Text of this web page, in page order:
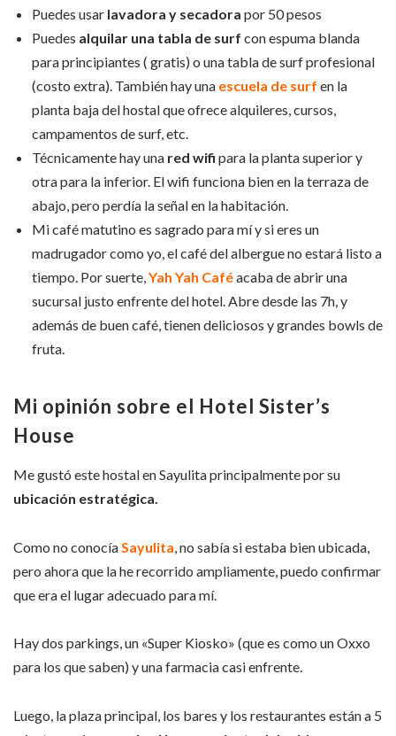
Puedes usar lavadora y secadora por 50 pesos
Puedes alquilar una tabla de surf con espuma blanda
para principiantes ( gratis) o una tabla de surf profesional
(costo extra). También hay una escuela de surf en la
planta baja del hostal que ofrece alquileres, cursos,
campamentos de surf, etc.
Técnicamente hay una red wifi para la planta superior y
otra para la inferior. El wifi funciona bien en la terraza de
abajo, pero perdía la señal en la habitación.
Mi café matutino es sagrado para mí y si eres un
madrugador como yo, el café del albergue no estará listo a
tiempo. Por suerte,Yah Yah Caféacaba de abrir una
sucursal justo enfrente del hotel. Abre desde las 7h, y
además de buen café, tienen deliciosos y grandes bowls de
fruta.
Mi opinión sobre el Hotel Sister’s
House
Me gustó este hostal en Sayulita principalmente por su
ubicación estratégica.
Como no conocíaSayulita, no sabía si estaba bien ubicada,
pero ahora que la he recorrido ampliamente, puedo confirmar
que era el lugar adecuado para mí.
Hay dos parkings, un «Super Kiosko» (que es como un Oxxo
para los que saben) y una farmacia casi enfrente.
Luego, la plaza principal, los bares y los restaurantes están a 5